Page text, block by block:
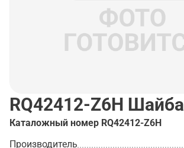
RQ42412-Z6H Шайба
Каталожный номер RQ42412-Z6H
Производитель